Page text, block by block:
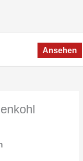
Menü
Menü
Ansehen